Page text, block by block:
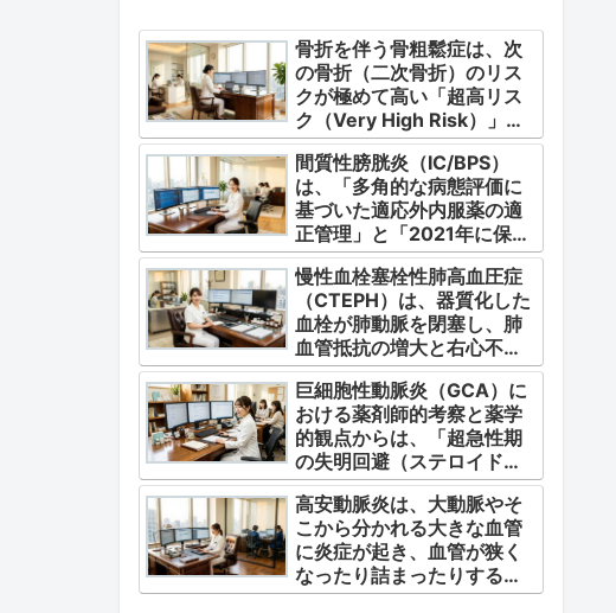
骨折を伴う骨粗鬆症は、次
の骨折（二次骨折）のリス
クが極めて高い「超高リス
ク（Very High Risk）」な
状態です。
間質性膀胱炎（IC/BPS）
は、「多角的な病態評価に
基づいた適応外内服薬の適
正管理」と「2021年に保険
適用となった初の治療薬で
あるジメチルスルホキシド
（DMSO）の安全かつ確実
な調剤・運用」に集約され
ます。
慢性血栓塞栓性肺高血圧症
（CTEPH）は、器質化した
血栓が肺動脈を閉塞し、肺
血管抵抗の増大と右心不全
を引き起こす指定難病（第4
群肺高血圧症）です。
巨細胞性動脈炎（GCA）に
おける薬剤師的考察と薬学
的観点からは、「超急性期
の失明回避（ステロイドパ
ルス等の迅速な管理）」
「再燃防止とステロイドの
最小化（トシリズマブやウ
パダシチニブの適正使
用）」「長期ステロイド併
高安動脈炎は、大動脈やそ
こから分かれる大きな血管
に炎症が起き、血管が狭く
なったり詰まったりする指
定難病です。